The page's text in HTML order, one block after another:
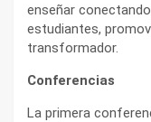
enseñar
estudiantes,
transformador.
Conferencias
La primera